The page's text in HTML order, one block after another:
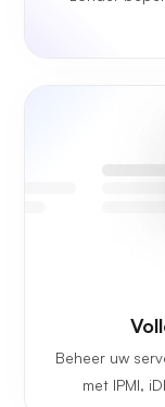
Beheer uw
met IPMI,